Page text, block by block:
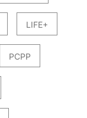
LIFE+
PCPP